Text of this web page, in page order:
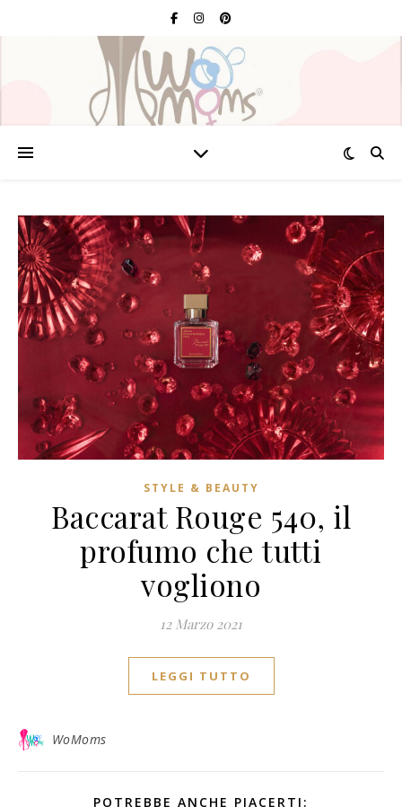
STYLE & BEAUTY
Baccarat Rouge 540, il
profumo che tutti
vogliono
12 Marzo 2021
LEGGI TUTTO
WoMoms
POTREBBE ANCHE PIACERTI: